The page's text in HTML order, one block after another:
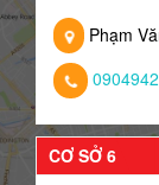
Phạm
CƠ SỞ 6